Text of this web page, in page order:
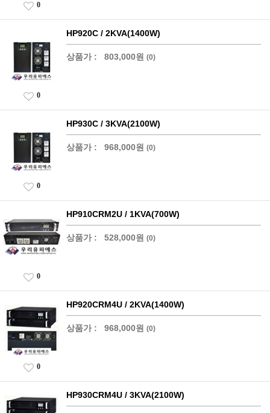
0
HP920C / 2KVA(1400W)
상품가 : 803,000원 (0)
0
HP930C / 3KVA(2100W)
상품가 : 968,000원 (0)
0
HP910CRM2U / 1KVA(700W)
상품가 : 528,000원 (0)
0
HP920CRM4U / 2KVA(1400W)
상품가 : 968,000원 (0)
0
HP930CRM4U / 3KVA(2100W)